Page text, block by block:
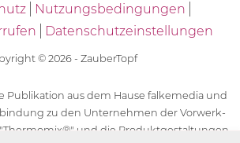
Nutzungsbedingungen
Datenschutzeinstellungen
© 2026 - ZauberTopf
Publikation aus dem Hause falkemedia und
zu den Unternehmen der Vorwerk-
und die Produktgestaltungen